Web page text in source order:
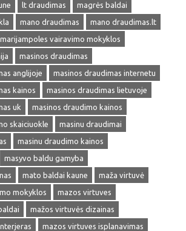
lt draudimas
magrės baldai
mano draudimas
mano draudimas.lt
marijampoles vairavimo mokyklos
masinos draudimas
anglijoje
masinos draudimas internetu
kainos
masinos draudimas lietuvoje
uk
masinos draudimo kainos
skaiciuokle
masinu draudimai
masinu draudimo kainos
masyvo baldu gamyba
mato baldai kaune
maža virtuvė
mokyklos
mazos virtuves
mažos virtuvės dizainas
mazos virtuves isplanavimas